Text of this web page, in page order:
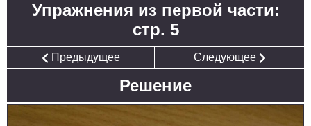
Упражнения из первой части:
стр. 5
Предыдущее Следующее
Решение